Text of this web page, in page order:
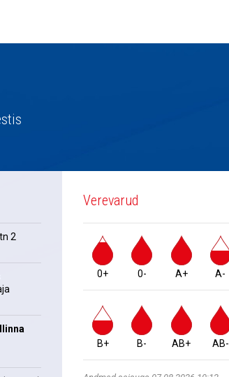
2
Verevarud
0+ 0- A+ A-
B+ B- AB+ AB-